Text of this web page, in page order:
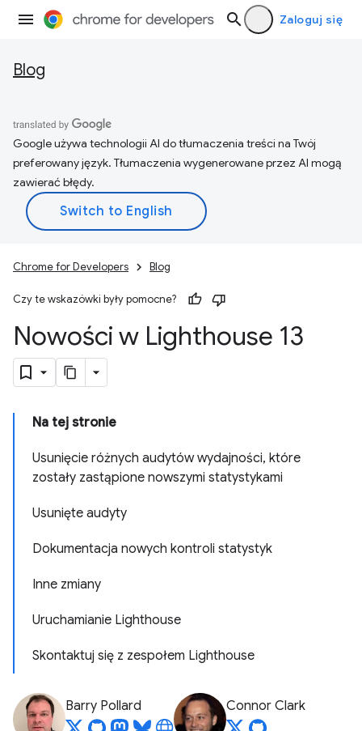
Zaloguj się
Blog
Google używa technologii AI do tłumaczenia treści na Twój
preferowany język. Tłumaczenia wygenerowane przez AI mogą
zawierać błędy.
Chrome for Developers Blog
Czy te wskazówki były pomocne?
Nowości w Lighthouse 13
Na tej stronie
Usunięcie różnych audytów wydajności, które
zostały zastąpione nowszymi statystykami
Usunięte audyty
Dokumentacja nowych kontroli statystyk
Inne zmiany
Uruchamianie Lighthouse
Skontaktuj się z zespołem Lighthouse
Barry Pollard Connor Clark